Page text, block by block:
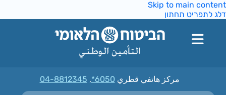
Skip to main
לתפריט תחתון
مركز هاتفي قطري*6050
,
04-8812345